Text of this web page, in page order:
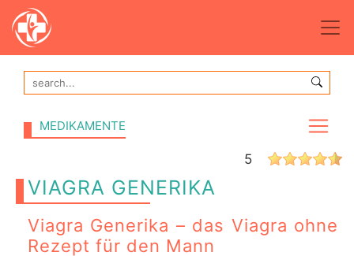
MEDIKAMENTE
VIAGRA GENERIKA
Viagra Generika – das Viagra ohne
Rezept für den Mann
5